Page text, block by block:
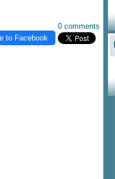
0 comments
to Facebook